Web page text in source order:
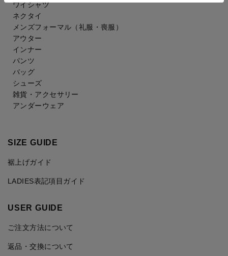
ワイシャツ
ネクタイ
メンズフォーマル （礼服・喪服）
アウター
インナー
パンツ
バッグ
シューズ
雑貨・アクセサリー
アンダーウェア
SIZE GUIDE
裾上げガイド
LADIES表記項目ガイド
USER GUIDE
ご注文方法について
返品・交換について